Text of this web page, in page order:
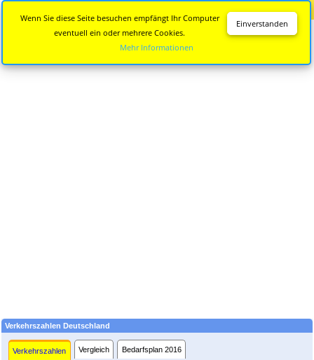
Verkehrszahlen Deutschland
Verkehrszahlen Vergleich Bedarfsplan 2016
Einverstanden
Wenn Sie diese Seite besuchen empfängt Ihr Computer
eventuell ein oder mehrere Cookies.
Mehr Informationen